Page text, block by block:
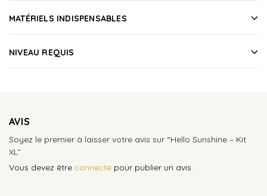
MATÉRIELS INDISPENSABLES
NIVEAU REQUIS
AVIS
Soyez le premier à laisser votre avis sur “Hello Sunshine – Kit
XL”
Vous devez être connecté pour publier un avis.